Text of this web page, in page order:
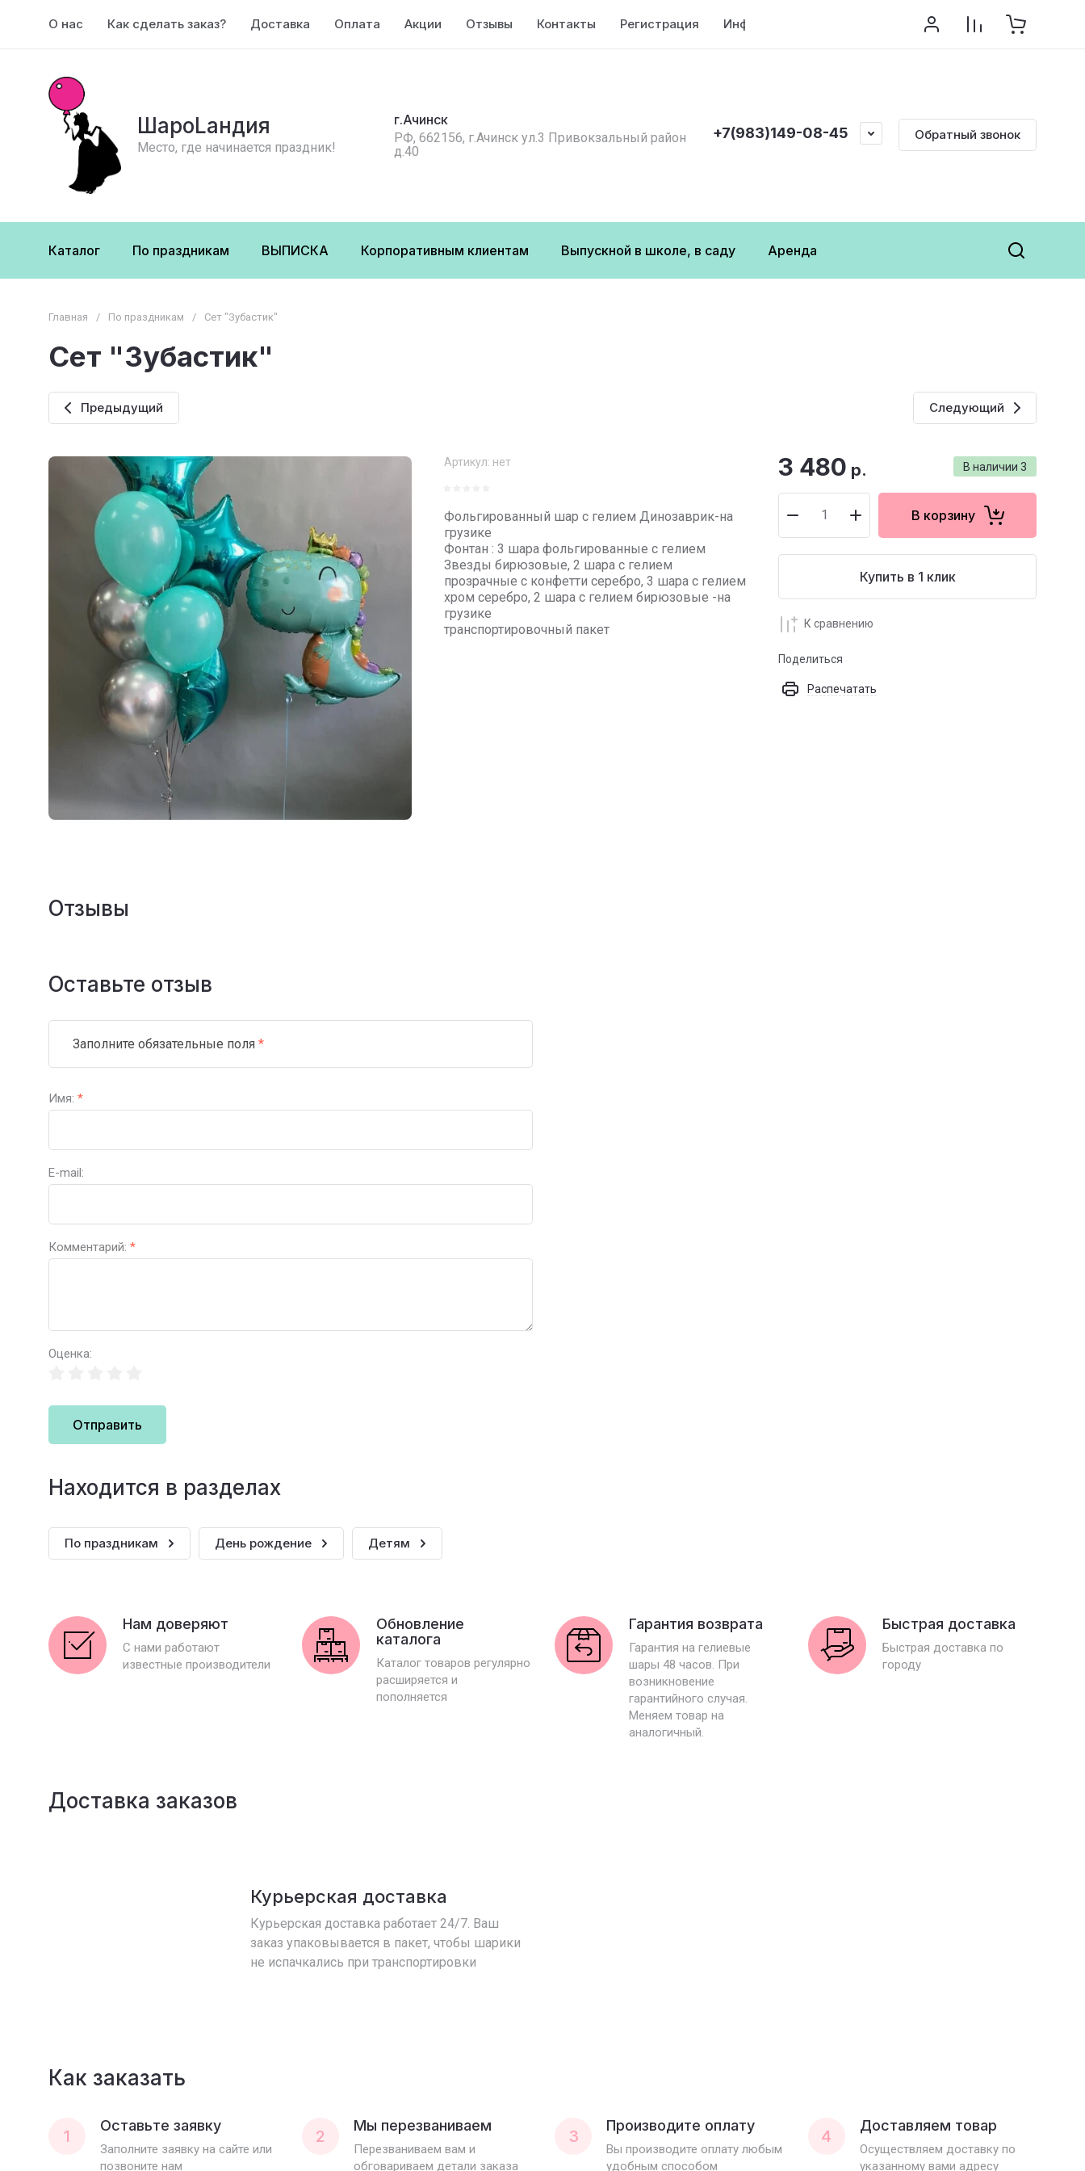
О нас Как сделать заказ? Доставка Оплата Акции Отзывы Контакты Регистрация Информация
ШароLандия
Место, где начинается праздник!
г.Ачинск
РФ, 662156, г.Ачинск ул.3 Привокзальный район
д.40
+7(983)149-08-45 Обратный звонок
Каталог По праздникам ВЫПИСКА Корпоративным клиентам Выпускной в школе, в саду Аренда
Главная / По праздникам / Сет "Зубастик"
Сет "Зубастик"
Предыдущий Следующий
Артикул: нет
Фольгированный шар с гелием Динозаврик-на
грузике
Фонтан : 3 шара фольгированные с гелием
Звезды бирюзовые, 2 шара с гелием
прозрачные с конфетти серебро, 3 шара с гелием
хром серебро, 2 шара с гелием бирюзовые -на
грузике
транспортировочный пакет
В наличии 3
3 480 р.
В корзину
Купить в 1 клик
К сравнению
Поделиться
Распечатать
Отзывы
Оставьте отзыв
Заполните обязательные поля *
Имя: *
E-mail:
Комментарий: *
Оценка:
Отправить
Находится в разделах
По праздникам День рождение Детям
Нам доверяют
С нами работают
известные производители
Обновление
каталога
Каталог товаров регулярно
расширяется и
пополняется
Гарантия возврата
Гарантия на гелиевые
шары 48 часов. При
возникновение
гарантийного случая.
Меняем товар на
аналогичный.
Быстрая доставка
Быстрая доставка по
городу
Доставка заказов
Курьерская доставка
Курьерская доставка работает 24/7. Ваш
заказ упаковывается в пакет, чтобы шарики
не испачкались при транспортировки
Как заказать
1
Оставьте заявку
Заполните заявку на сайте или
позвоните нам
2
Мы перезваниваем
Перезваниваем вам и
обговариваем детали заказа
3
Производите оплату
Вы производите оплату любым
удобным способом
4
Доставляем товар
Осуществляем доставку по
указанному вами адресу